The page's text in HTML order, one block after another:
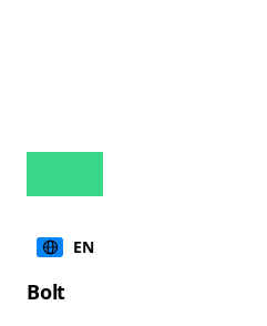
EN
Bolt